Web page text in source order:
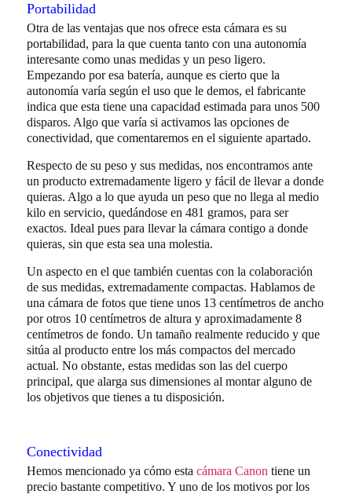
Portabilidad
Otra de las ventajas que nos ofrece esta cámara es su
portabilidad, para la que cuenta tanto con una autonomía
interesante como unas medidas y un peso ligero.
Empezando por esa batería, aunque es cierto que la
autonomía varía según el uso que le demos, el fabricante
indica que esta tiene una capacidad estimada para unos 500
disparos. Algo que varía si activamos las opciones de
conectividad, que comentaremos en el siguiente apartado.
Respecto de su peso y sus medidas, nos encontramos ante
un producto extremadamente ligero y fácil de llevar a donde
quieras. Algo a lo que ayuda un peso que no llega al medio
kilo en servicio, quedándose en 481 gramos, para ser
exactos. Ideal pues para llevar la cámara contigo a donde
quieras, sin que esta sea una molestia.
Un aspecto en el que también cuentas con la colaboración
de sus medidas, extremadamente compactas. Hablamos de
una cámara de fotos que tiene unos 13 centímetros de ancho
por otros 10 centímetros de altura y aproximadamente 8
centímetros de fondo. Un tamaño realmente reducido y que
sitúa al producto entre los más compactos del mercado
actual. No obstante, estas medidas son las del cuerpo
principal, que alarga sus dimensiones al montar alguno de
los objetivos que tienes a tu disposición.
Conectividad
Hemos mencionado ya cómo esta cámara Canon tiene un
precio bastante competitivo. Y uno de los motivos por los